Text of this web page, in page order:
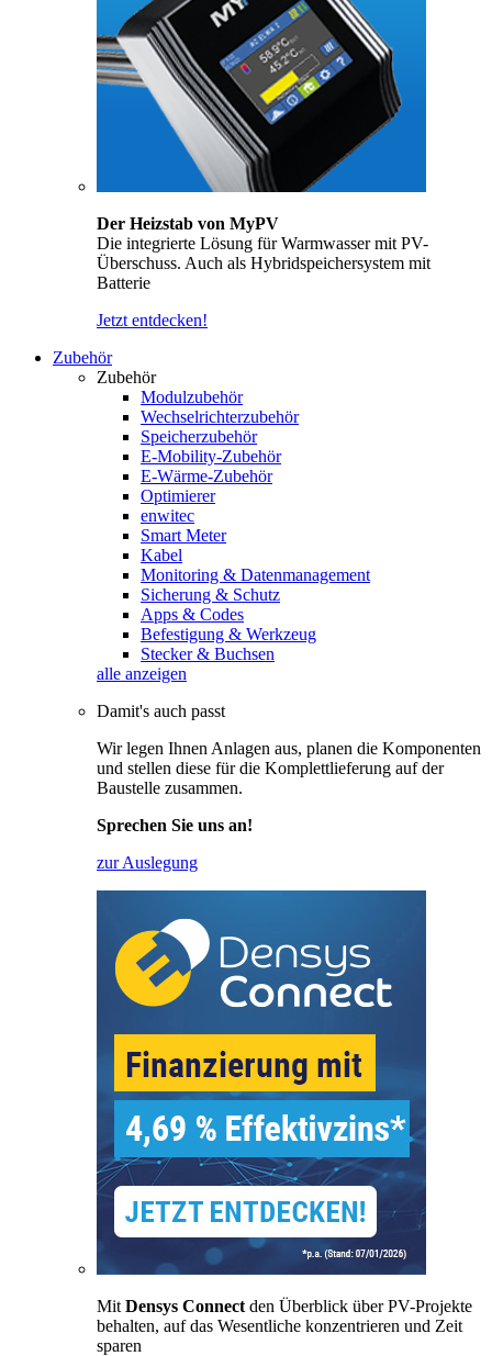
Der Heizstab von MyPV
Die integrierte Lösung für Warmwasser mit PV-
Überschuss. Auch als Hybridspeichersystem mit
Batterie
Jetzt entdecken!
Zubehör
Zubehör
Modulzubehör
Wechselrichterzubehör
Speicherzubehör
E-Mobility-Zubehör
E-Wärme-Zubehör
Optimierer
enwitec
Smart Meter
Kabel
Monitoring & Datenmanagement
Sicherung & Schutz
Apps & Codes
Befestigung & Werkzeug
Stecker & Buchsen
alle anzeigen
Damit's auch passt
Wir legen Ihnen Anlagen aus, planen die Komponenten
und stellen diese für die Komplettlieferung auf der
Baustelle zusammen.
Sprechen Sie uns an!
zur Auslegung
Mit Densys Connect den Überblick über PV-Projekte
behalten, auf das Wesentliche konzentrieren und Zeit
sparen